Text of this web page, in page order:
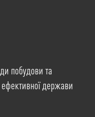
побудови та
ефективної держави